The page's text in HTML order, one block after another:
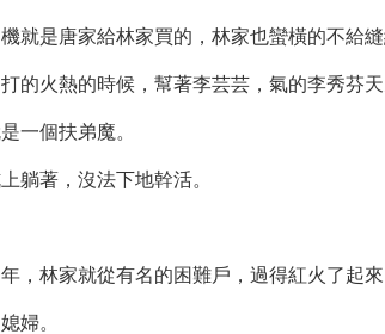
就是唐家給林家買的，林家也蠻橫的不給
的火熱的時候，幫著李芸芸，氣的李秀芬天
一個扶弟魔。
躺著，沒法下地幹活。
，林家就從有名的困難戶，過得紅火了起來
婦。